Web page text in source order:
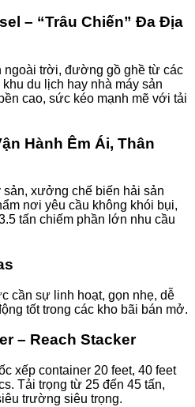
– “Trâu Chiến” Đa Địa
ngoài trời, đường gồ ghề từ các
du lịch hay nhà máy sản
cao, sức kéo mạnh mẽ với tải
Hành Êm Ái, Thân
xưởng chế biến hải sản
nơi yêu cầu không khói bụi,
tấn chiếm phần lớn nhu cầu
cần sự linh hoạt, gọn nhẹ, dễ
tốt trong các kho bãi bán mở.
– Reach Stacker
xếp container 20 feet, 40 feet
Tải trọng từ 25 đến 45 tấn,
trường siêu trọng.